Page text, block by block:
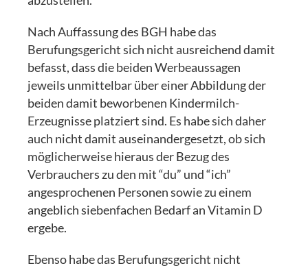
Nach Auffassung des BGH habe das
Berufungsgericht sich nicht ausreichend damit
befasst, dass die beiden Werbeaussagen
jeweils unmittelbar über einer Abbildung der
beiden damit beworbenen Kindermilch-
Erzeugnisse platziert sind. Es habe sich daher
auch nicht damit auseinandergesetzt, ob sich
möglicherweise hieraus der Bezug des
Verbrauchers zu den mit “du” und “ich”
angesprochenen Personen sowie zu einem
angeblich siebenfachen Bedarf an Vitamin D
ergebe.
Ebenso habe das Berufungsgericht nicht